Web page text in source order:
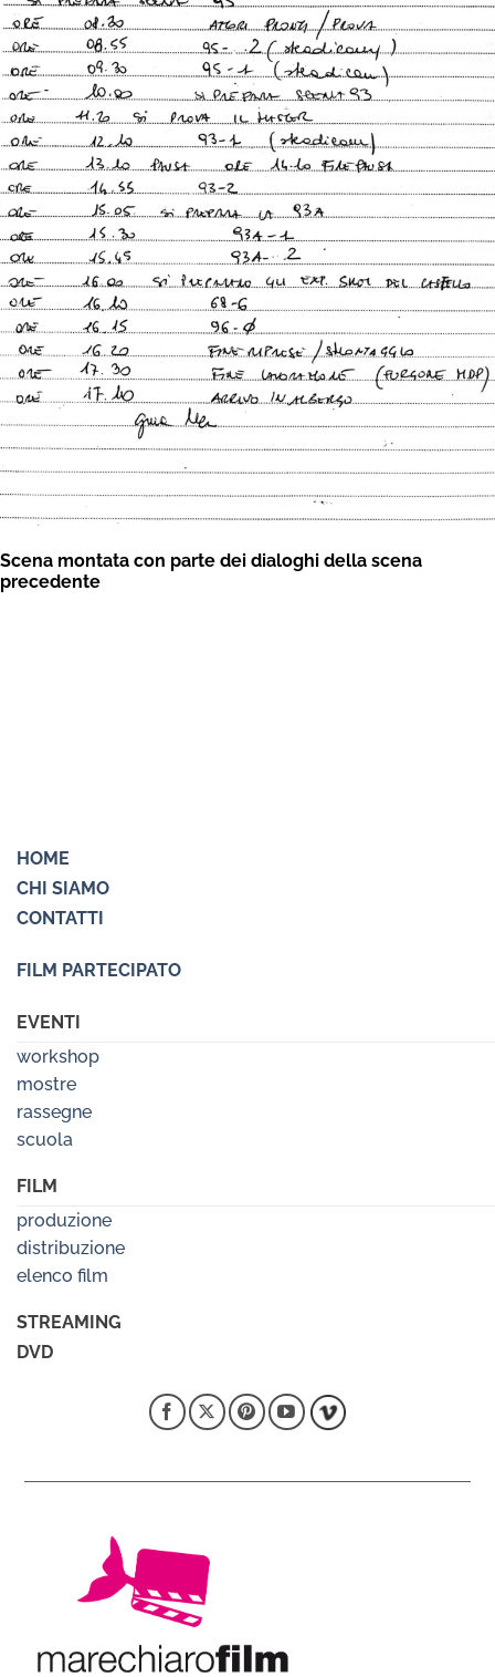
Scena montata con parte dei dialoghi della scena
precedente
HOME
CHI SIAMO
CONTATTI
FILM PARTECIPATO
EVENTI
workshop
mostre
rassegne
scuola
FILM
produzione
distribuzione
elenco film
STREAMING
DVD